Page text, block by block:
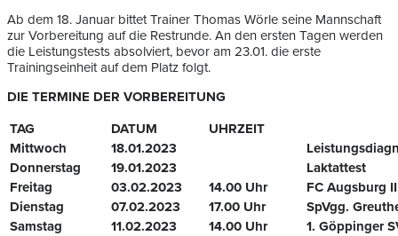
Ab dem 18. Januar bittet Trainer Thomas Wörle seine Mannschaft
zur Vorbereitung auf die Restrunde. An den ersten Tagen werden
die Leistungstests absolviert, bevor am 23.01. die erste
Trainingseinheit auf dem Platz folgt.
DIE TERMINE DER VORBEREITUNG
TAG
DATUM
UHRZEIT
Mittwoch
18.01.2023
Donnerstag
19.01.2023
Laktattest
Freitag
03.02.2023 14.00 Uhr
FC Augsburg
Dienstag
07.02.2023 17.00 Uhr
SpVgg.
Samstag
11.02.2023 14.00 Uhr
1. Göppinger